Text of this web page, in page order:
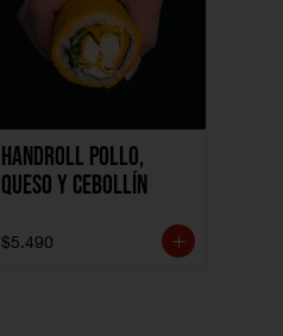
Handroll Pollo,
Queso y Cebollín
$5.490